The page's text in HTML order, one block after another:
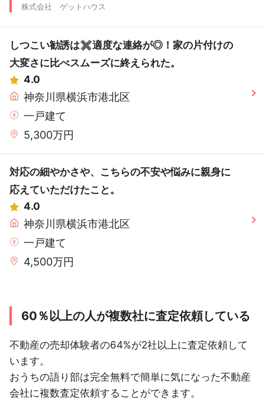
株式会社 ゲットハウス
しつこい勧誘は✖︎適度な連絡が◎！家の片付けの
大変さに比べスムーズに終えられた。
4.0
神奈川県横浜市港北区
一戸建て
5,300万円
対応の細やかさや、こちらの不安や悩みに親身に
応えていただけたこと。
4.0
神奈川県横浜市港北区
一戸建て
4,500万円
60％以上の人が複数社に査定依頼している
不動産の売却体験者の64%が2社以上に査定依頼して
います。
おうちの語り部は完全無料で簡単に気になった不動産
会社に複数査定依頼することができます。